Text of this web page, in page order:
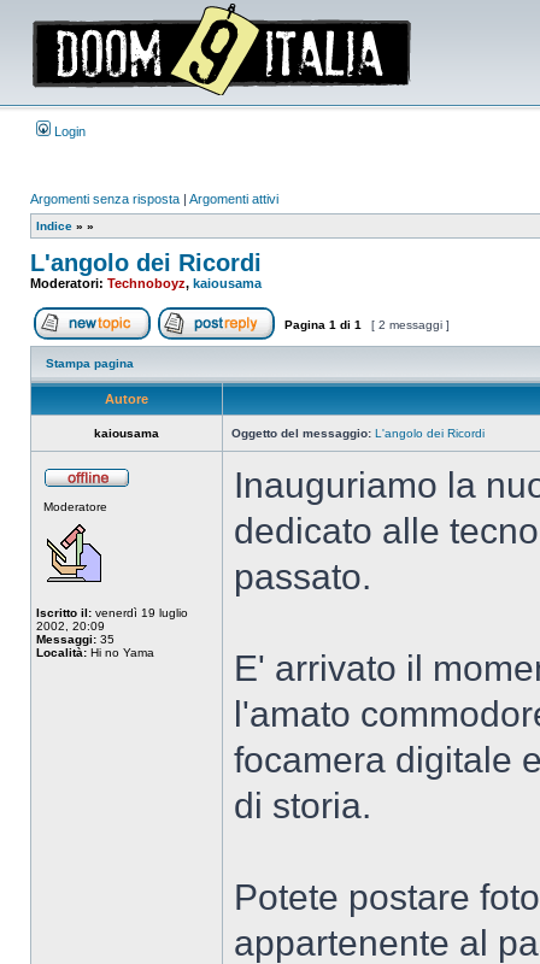
Login
Argomenti senza risposta | Argomenti attivi
Indice » »
L'angolo dei Ricordi
Moderatori: Technoboyz, kaiousama
Apri un nuovo argomentoRispondi all’argomento
Pagina 1 di 1 [ 2 messaggi ]
Stampa pagina
Autore
kaiousama Oggetto del messaggio: L'angolo dei Ricordi
Moderatore
Iscritto il: venerdì 19 luglio
2002, 20:09
Messaggi: 35
Località: Hi no Yama
Inauguriamo la
dedicato alle
passato.
E' arrivato il
l'amato
focamera digitale
di storia.
Potete postare
appartenente al